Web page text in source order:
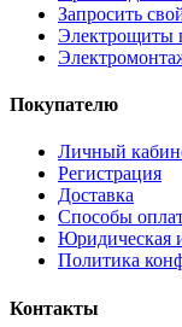
Запросить
Электрощиты
Покупателю
Личный
Регистрация
Доставка
Способы
Юридическая
Политика
Контакты